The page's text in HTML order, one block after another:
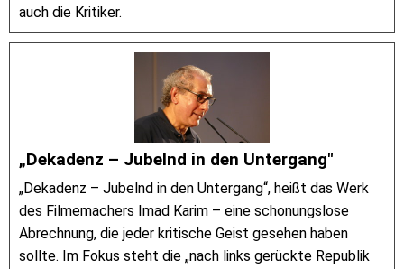
auch die Kritiker.
„Dekadenz – Jubelnd in den Untergang"
„Dekadenz – Jubelnd in den Untergang“, heißt das Werk
des Filmemachers Imad Karim – eine schonungslose
Abrechnung, die jeder kritische Geist gesehen haben
sollte. Im Fokus steht die „nach links gerückte Republik